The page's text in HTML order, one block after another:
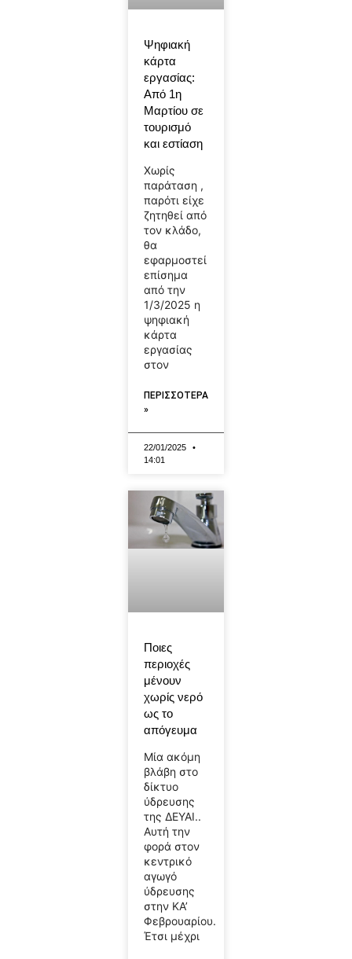
Ψηφιακή
κάρτα
εργασίας:
Από 1η
Μαρτίου σε
τουρισμό
και εστίαση
Χωρίς
παράταση ,
παρότι είχε
ζητηθεί από
τον κλάδο,
θα
εφαρμοστεί
επίσημα
από την
1/3/2025 η
ψηφιακή
κάρτα
εργασίας
στον
ΠΕΡΙΣΣΟΤΕΡΑ
»
22/01/2025
14:01
Ποιες
περιοχές
μένουν
χωρίς νερό
ως το
απόγευμα
Μία ακόμη
βλάβη στο
δίκτυο
ύδρευσης
της ΔΕΥΑΙ..
Αυτή την
φορά στον
κεντρικό
αγωγό
ύδρευσης
στην ΚΑ’
Φεβρουαρίου.
Έτσι μέχρι